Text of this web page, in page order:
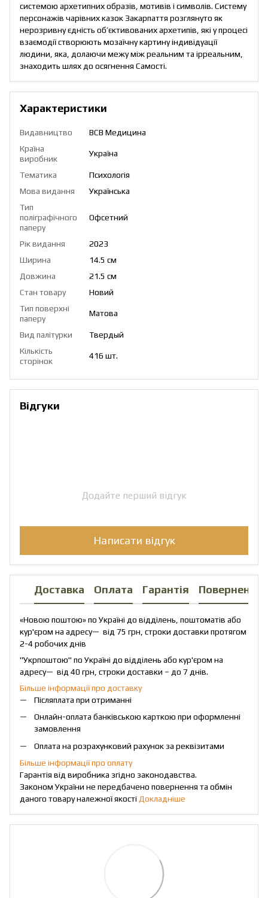
системою архетипних образів, мотивів і символів. Систему
персонажів чарівних казок Закарпаття розглянуто як
нерозривну єдність об’єктивованих архетипів, які у процесі
взаємодії створюють мозаїчну картину індивідуації
людини, яка, долаючи межу між реальним та ірреальним,
знаходить шлях до осягнення Самості.
Характеристики
Видавництво
ВСВ Медицина
Країна
виробник
Україна
Тематика
Психологія
Мова видання
Українська
Тип
поліграфічного
паперу
Офсетний
Рік видання
2023
Ширина
14.5 см
Довжина
21.5 см
Стан товару
Новий
Тип поверхні
паперу
Матова
Вид палітурки
Твердый
Кількість
сторінок
416 шт.
Відгуки
Додайте перший відгук
Написати відгук
Доставка Оплата Гарантія Повернення
«Новою поштою» по Україні до відділень, поштоматів або
кур'єром на адресу— від 75 грн, строки доставки протягом
2-4 робочих днів
"Укрпоштою" по Україні до відділень або кур'єром на
адресу— від 40 грн, строки доставки – до 7 днів.
Більше інформації про доставку
Післяплата при отриманні
Онлайн-оплата банківською карткою при оформленні
замовлення
Оплата на розрахунковий рахунок за реквізитами
Більше інформації про оплату
Гарантія від виробника згідно законодавства.
Законом України не передбачено повернення та обмін
даного товару належної якості Докладніше